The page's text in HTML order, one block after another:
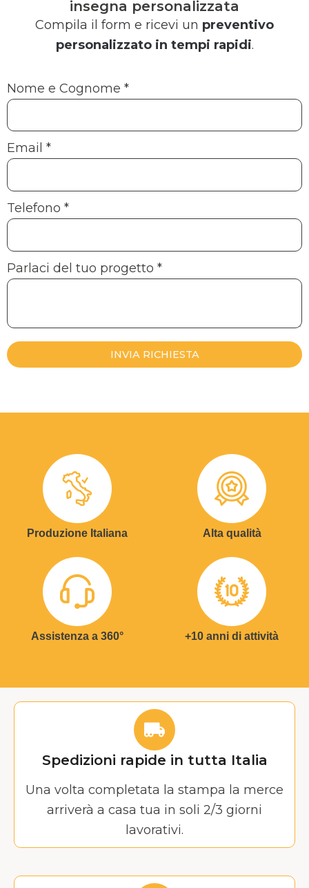
insegna personalizzata
Compila il form e ricevi un preventivo
personalizzato in tempi rapidi.
Nome e Cognome *
Email *
Telefono *
Parlaci del tuo progetto *
INVIA RICHIESTA
Produzione Italiana Alta qualità
Assistenza a 360° +10 anni di attività
Spedizioni rapide in tutta Italia
Una volta completata la stampa la merce
arriverà a casa tua in soli 2/3 giorni
lavorativi.